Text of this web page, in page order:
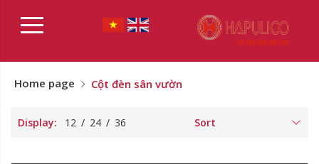
Home page Cột đèn sân vườn
Display: 12 / 24 / 36 Sort